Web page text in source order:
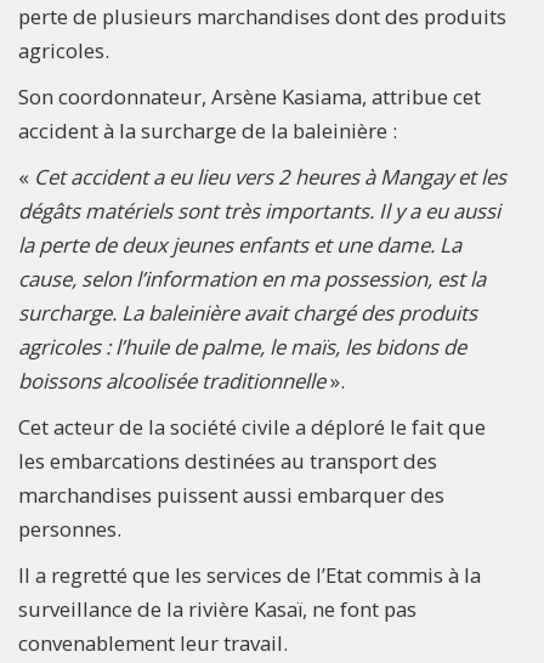
perte de plusieurs marchandises dont des produits
agricoles.
Son coordonnateur, Arsène Kasiama, attribue cet
accident à la surcharge de la baleinière :
« Cet accident a eu lieu vers 2 heures à Mangay et les
dégâts matériels sont très importants. Il y a eu aussi
la perte de deux jeunes enfants et une dame. La
cause, selon l’information en ma possession, est la
surcharge. La baleinière avait chargé des produits
agricoles : l’huile de palme, le maïs, les bidons de
boissons alcoolisée traditionnelle».
Cet acteur de la société civile a déploré le fait que
les embarcations destinées au transport des
marchandises puissent aussi embarquer des
personnes.
Il a regretté que les services de l’Etat commis à la
surveillance de la rivière Kasaï, ne font pas
convenablement leur travail.